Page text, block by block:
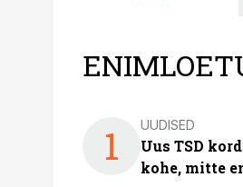
1 UUDISED
Uus TSD
kohe, mitte